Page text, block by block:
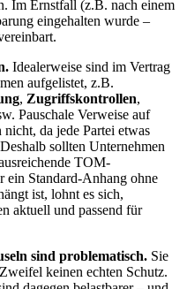
Im Ernstfall (z.B. nach einem
eingehalten wurde –
Idealerweise sind im Vertrag
aufgelistet, z.B.
, Zugriffskontrollen,
Pauschale Verweise auf
da jede Partei etwas
sollten Unternehmen
TOM-
ein Standard-Anhang ohne
ist, lohnt es sich,
aktuell und passend für
sind problematisch. Sie
keinen echten Schutz.